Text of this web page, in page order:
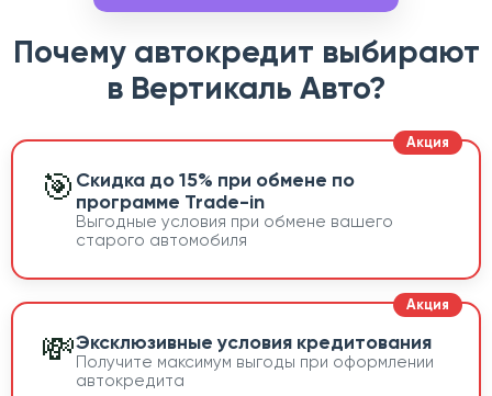
Почему автокредит выбирают
в Вертикаль Авто?
🎯 Скидка до 15% при обмене по
программе Trade-in
Выгодные условия при обмене вашего
старого автомобиля
💸Эксклюзивные условия кредитования
Получите максимум выгоды при оформлении
автокредита